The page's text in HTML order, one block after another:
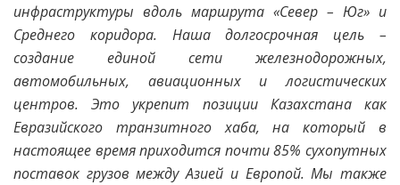
инфраструктуры вдоль маршрута «Север – Юг» и
Среднего коридора. Наша долгосрочная цель –
создание единой сети железнодорожных,
автомобильных, авиационных и логистических
центров. Это укрепит позиции Казахстана как
Евразийского транзитного хаба, на который в
настоящее время приходится почти 85% сухопутных
поставок грузов между Азией и Европой. Мы также